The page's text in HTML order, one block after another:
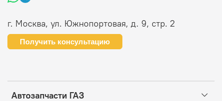
Автозапчасти ГАЗ
г. Москва, ул. Южнопортовая, д. 9, стр. 2
Получить консультацию